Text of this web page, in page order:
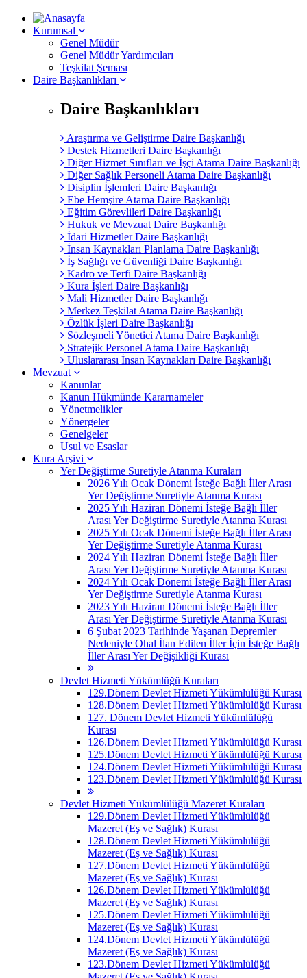
Kurumsal
Genel Müdür
Genel Müdür Yardımcıları
Teşkilat Şeması
Daire Başkanlıkları
Daire Başkanlıkları
Araştırma ve Geliştirme Daire Başkanlığı
Destek Hizmetleri Daire Başkanlığı
Diğer Hizmet Sınıfları ve İşçi Atama Daire Başkanlığı
Diğer Sağlık Personeli Atama Daire Başkanlığı
Disiplin İşlemleri Daire Başkanlığı
Ebe Hemşire Atama Daire Başkanlığı
Eğitim Görevlileri Daire Başkanlığı
Hukuk ve Mevzuat Daire Başkanlığı
İdari Hizmetler Daire Başkanlığı
İnsan Kaynakları Planlama Daire Başkanlığı
İş Sağlığı ve Güvenliği Daire Başkanlığı
Kadro ve Terfi Daire Başkanlığı
Kura İşleri Daire Başkanlığı
Mali Hizmetler Daire Başkanlığı
Merkez Teşkilat Atama Daire Başkanlığı
Özlük İşleri Daire Başkanlığı
Sözleşmeli Yönetici Atama Daire Başkanlığı
Stratejik Personel Atama Daire Başkanlığı
Uluslararası İnsan Kaynakları Daire Başkanlığı
Mevzuat
Kanunlar
Kanun Hükmünde Kararnameler
Yönetmelikler
Yönergeler
Genelgeler
Usul ve Esaslar
Kura Arşivi
Yer Değiştirme Suretiyle Atanma Kuraları
2026 Yılı Ocak Dönemi İsteğe Bağlı İller Arası
Yer Değiştirme Suretiyle Atanma Kurası
2025 Yılı Haziran Dönemi İsteğe Bağlı İller
Arası Yer Değiştirme Suretiyle Atanma Kurası
2025 Yılı Ocak Dönemi İsteğe Bağlı İller Arası
Yer Değiştirme Suretiyle Atanma Kurası
2024 Yılı Haziran Dönemi İsteğe Bağlı İller
Arası Yer Değiştirme Suretiyle Atanma Kurası
2024 Yılı Ocak Dönemi İsteğe Bağlı İller Arası
Yer Değiştirme Suretiyle Atanma Kurası
2023 Yılı Haziran Dönemi İsteğe Bağlı İller
Arası Yer Değiştirme Suretiyle Atanma Kurası
6 Şubat 2023 Tarihinde Yaşanan Depremler
Nedeniyle Ohal İlan Edilen İller İçin İsteğe Bağlı
İller Arası Yer Değişikliği Kurası
Devlet Hizmeti Yükümlüğü Kuraları
129.Dönem Devlet Hizmeti Yükümlülüğü Kurası
128.Dönem Devlet Hizmeti Yükümlülüğü Kurası
127. Dönem Devlet Hizmeti Yükümlülüğü
Kurası
126.Dönem Devlet Hizmeti Yükümlülüğü Kurası
125.Dönem Devlet Hizmeti Yükümlülüğü Kurası
124.Dönem Devlet Hizmeti Yükümlülüğü Kurası
123.Dönem Devlet Hizmeti Yükümlülüğü Kurası
Devlet Hizmeti Yükümlülüğü Mazeret Kuraları
129.Dönem Devlet Hizmeti Yükümlülüğü
Mazeret (Eş ve Sağlık) Kurası
128.Dönem Devlet Hizmeti Yükümlülüğü
Mazeret (Eş ve Sağlık) Kurası
127.Dönem Devlet Hizmeti Yükümlülüğü
Mazeret (Eş ve Sağlık) Kurası
126.Dönem Devlet Hizmeti Yükümlülüğü
Mazeret (Eş ve Sağlık) Kurası
125.Dönem Devlet Hizmeti Yükümlülüğü
Mazeret (Eş ve Sağlık) Kurası
124.Dönem Devlet Hizmeti Yükümlülüğü
Mazeret (Eş ve Sağlık) Kurası
123.Dönem Devlet Hizmeti Yükümlülüğü